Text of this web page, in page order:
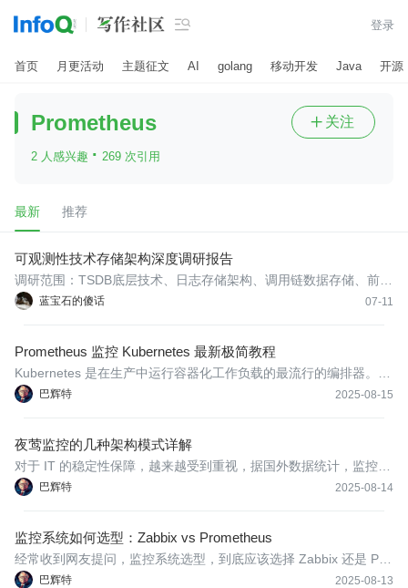
 登录
首页 月更活动 主题征文 AI golang 移动开发 Java 开源
Prometheus
2 人感兴趣 · 269 次引用
 关注
最新 推荐
可观测性技术存储架构深度调研报告
蓝宝石的傻话 07-11
调研范围：TSDB底层技术、日志存储架构、调用链数据存储、前端
监控(RUM)时序存储、持续性能分析(Profiling)存储、eBPF存储与
Prometheus 监控 Kubernetes 最新极简教程
巴辉特 2025-08-15
Kubernetes 是在生产中运行容器化工作负载的最流行的编排器。它
为您提供了一套完整的工具，用于部署、扩展和管理容器。
夜莺监控的几种架构模式详解
巴辉特 2025-08-14
对于 IT 的稳定性保障，越来越受到重视，据国外数据统计，监控、
可观测性相关的支出大概占总体 IT 支出的 5%～8% 左右。CNCF
监控系统如何选型：Zabbix vs Prometheus
巴辉特 2025-08-13
经常收到网友提问，监控系统选型，到底应该选择 Zabbix 还是 Pro
metheus？本文谈一下个人看法，希望对你有所启发。